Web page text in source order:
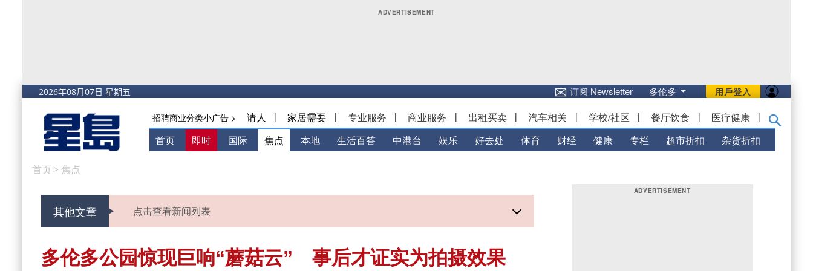
用戶登入
✉订阅 Newsletter 多伦多
招聘商业分类小广告 > 请人 | 家居需要 | 专业服务 | 商业服务 | 出租买卖 | 汽车相关 | 学校/社区 | 餐厅饮食 | 医疗健康 |
首页 即时 国际 焦点 本地 生活百答 中港台 娱乐 好去处 体育 财经 健康 专栏 超市折扣 杂货折扣
首页 > 焦点
其他文章 点击查看新闻列表
多伦多公园惊现巨响“蘑菇云” 事后才证实为拍摄效果